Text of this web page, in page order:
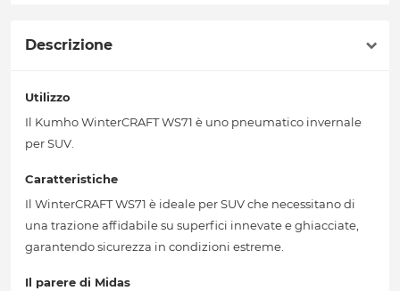
Descrizione
Utilizzo
Il Kumho WinterCRAFT WS71 è uno pneumatico invernale
per SUV.
Caratteristiche
Il WinterCRAFT WS71 è ideale per SUV che necessitano di
una trazione affidabile su superfici innevate e ghiacciate,
garantendo sicurezza in condizioni estreme.
Il parere di Midas